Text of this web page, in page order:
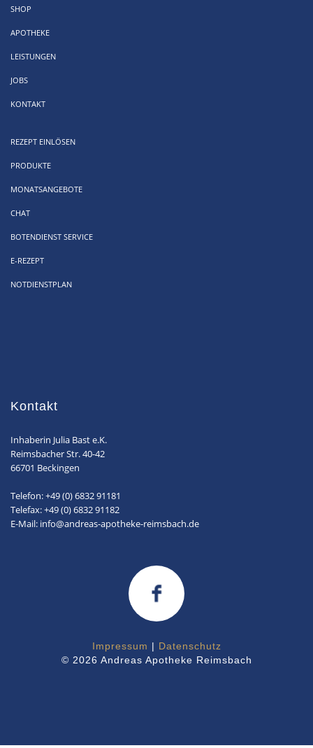
SHOP
APOTHEKE
LEISTUNGEN
JOBS
KONTAKT
REZEPT EINLÖSEN
PRODUKTE
MONATSANGEBOTE
CHAT
BOTENDIENST SERVICE
E-REZEPT
NOTDIENSTPLAN
Kontakt
Inhaberin Julia Bast e.K.
Reimsbacher Str. 40-42
66701 Beckingen
Telefon: +49 (0) 6832 91181
Telefax: +49 (0) 6832 91182
E-Mail: info@andreas-apotheke-reimsbach.de
Impressum | Datenschutz
© 2026 Andreas Apotheke Reimsbach